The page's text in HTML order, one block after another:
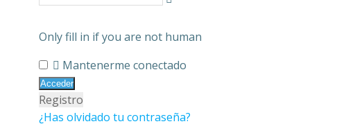
Only fill in if you are not human
Mantenerme conectado
Registro
¿Has olvidado tu contraseña?